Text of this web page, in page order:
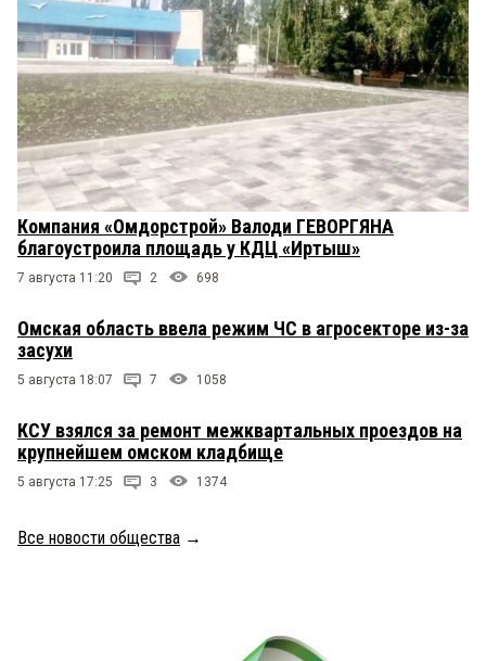
Компания «Омдорстрой» Валоди ГЕВОРГЯНА
благоустроила площадь у КДЦ «Иртыш»
7 августа 11:20 2 698
Омская область ввела режим ЧС в агросекторе из-за
засухи
5 августа 18:07 7 1058
КСУ взялся за ремонт межквартальных проездов на
крупнейшем омском кладбище
5 августа 17:25 3 1374
Все новости общества →